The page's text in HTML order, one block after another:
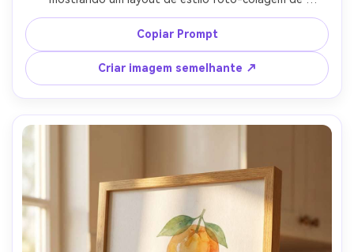
croissant, arte latte e torrada de geléia com letras serif
modernas e pequenas legendas, paleta pastel silenciada,
textura de papel fosco, fotografado com Nikon Z7,
35mm, perspectiva leve, bokeh suave, estilo editorial,
reflexos realistas e sombras naturais, detalhe de
impressão nítido-AR 4:5
Copiar Prompt
Criar imagem semelhante ↗